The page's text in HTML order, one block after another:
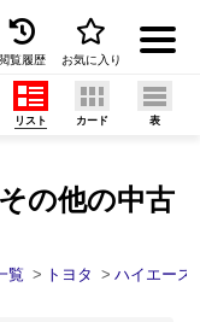
閲覧履歴 お気に入り
の他の中古
リスト カード 表
覧 トヨタ ハイエース